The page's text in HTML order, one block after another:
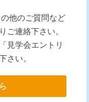
他のご質問など
ご連絡下さい。
見学会エントリ
さい。